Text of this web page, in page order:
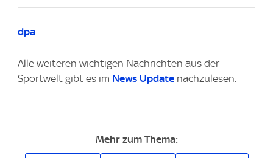
dpa
Alle weiteren wichtigen Nachrichten aus der
Sportwelt gibt es im News Update nachzulesen.
Mehr zum Thema: